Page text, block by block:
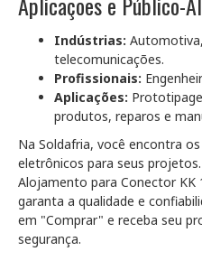
Indústrias:
telecomunicações.
Profissionais:
Aplicações:
produtos, reparos e
Na Soldafria, você encontra
eletrônicos para seus
Alojamento para Conector KK
garanta a qualidade e
em "Comprar" e receba seu
segurança.